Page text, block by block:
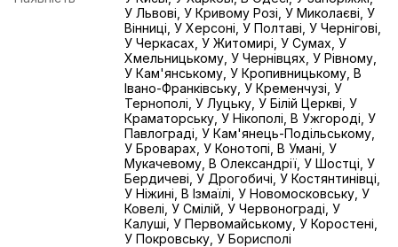
У Львові, У Кривому Розі, У Миколаєві, У
Вінниці, У Херсоні, У Полтаві, У Чернігові,
У Черкасах, У Житомирі, У Сумах, У
Хмельницькому, У Чернівцях, У Рівному,
У Кам'янському, У Кропивницькому, В
Івано-Франківську, У Кременчузі, У
Тернополі, У Луцьку, У Білій Церкві, У
Краматорську, У Нікополі, В Ужгороді, У
Павлограді, У Кам'янець-Подільському,
У Броварах, У Конотопі, В Умані, У
Мукачевому, В Олександрії, У Шостці, У
Бердичеві, У Дрогобичі, У Костянтинівці,
У Ніжині, В Ізмаїлі, У Новомосковську, У
Ковелі, У Смілій, У Червонограді, У
Калуші, У Первомайському, У Коростені,
У Покровську, У Борисполі